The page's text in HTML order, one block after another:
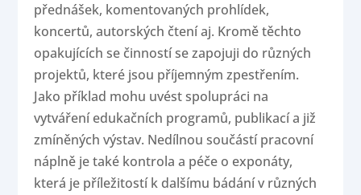
přednášek, komentovaných prohlídek,
koncertů, autorských čtení aj. Kromě těchto
opakujících se činností se zapojuji do různých
projektů, které jsou příjemným zpestřením.
Jako příklad mohu uvést spolupráci na
vytváření edukačních programů, publikací a již
zmíněných výstav. Nedílnou součástí pracovní
náplně je také kontrola a péče o exponáty,
která je příležitostí k dalšímu bádání v různých